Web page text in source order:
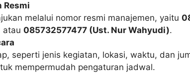
Resmi
melalui nomor resmi manajemen, yaitu
atau 085732577477 (Ust. Nur Wahyudi).
seperti jenis kegiatan, lokasi, waktu, dan
mempermudah pengaturan jadwal.